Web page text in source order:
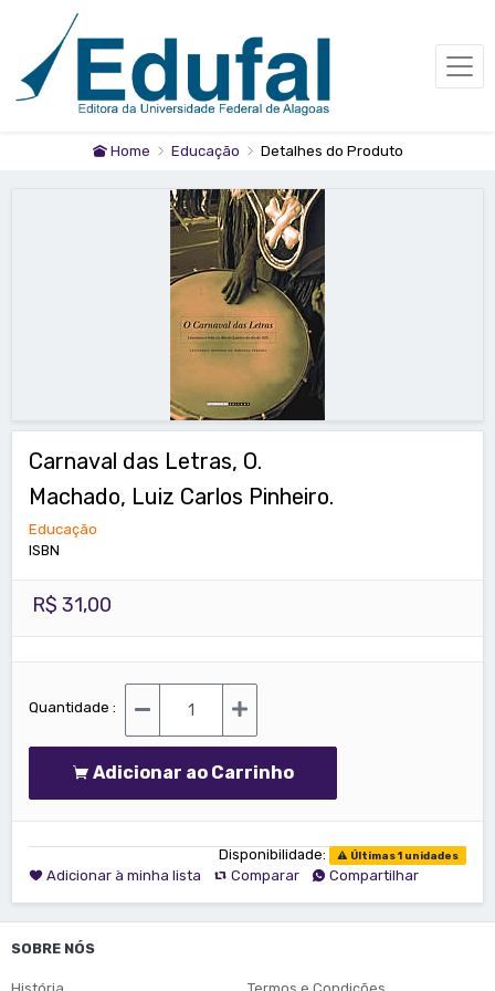
Home Educação Detalhes do Produto
Carnaval das Letras, O.
Machado, Luiz Carlos Pinheiro.
Educação
ISBN
R$ 31,00
Quantidade :
Adicionar ao Carrinho
Disponibilidade: Últimas 1 unidades
Adicionar à minha lista Comparar Compartilhar
SOBRE NÓS